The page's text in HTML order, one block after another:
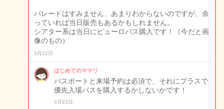
パレードはすみません、あまりわからないのですが、余
っていれば当日販売もあるかもしれません。
シアター系は当日にピューロパス購入です！（今だと画
像のもの）
3月22日
はじめてのママリ
パスポートと来場予約は必須で、それにプラスで
優先入場パスを購入するかしないかです！
3月22日